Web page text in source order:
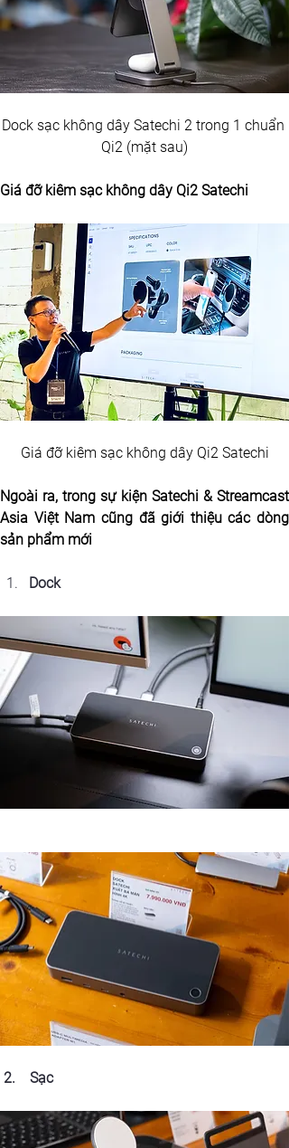
Dock sạc không dây Satechi 2 trong 1 chuẩn
Qi2 (mặt sau)
Giá đỡ kiêm sạc không dây Qi2 Satechi
Giá đỡ kiêm sạc không dây Qi2 Satechi
Ngoài ra, trong sự kiện Satechi & Streamcast
Asia Việt Nam cũng đã giới thiệu các dòng
sản phẩm mới
Dock
2.    Sạc